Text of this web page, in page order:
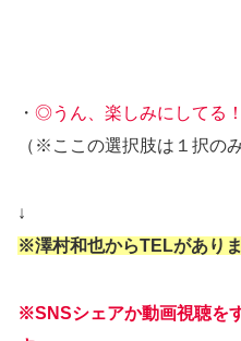
・ ◎うん、楽しみにしてる
（※ここの選択肢は１択の
↓
※澤村和也からTELがありま
※SNSシェアか動画視聴を